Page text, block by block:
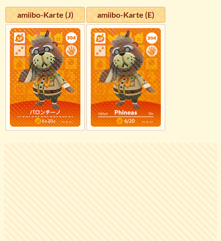
amiibo-Karte (J) amiibo-Karte (E)